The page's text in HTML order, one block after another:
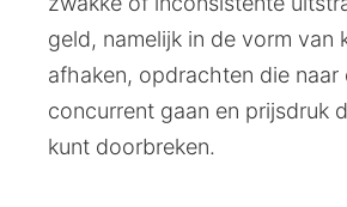
geld, namelijk in de vorm van
afhaken, opdrachten die naar
concurrent gaan en prijsdruk
kunt doorbreken.